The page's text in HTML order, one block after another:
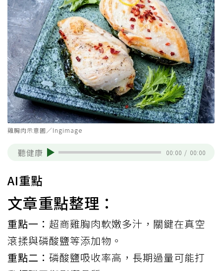
雞胸肉示意圖／Ingimage
聽健康 00:00 / 00:00
AI重點
文章重點整理：
重點一： 超商雞胸肉軟嫩多汁，關鍵在真空
滾揉與磷酸鹽等添加物。
重點二： 磷酸鹽吸收率高，長期過量可能打